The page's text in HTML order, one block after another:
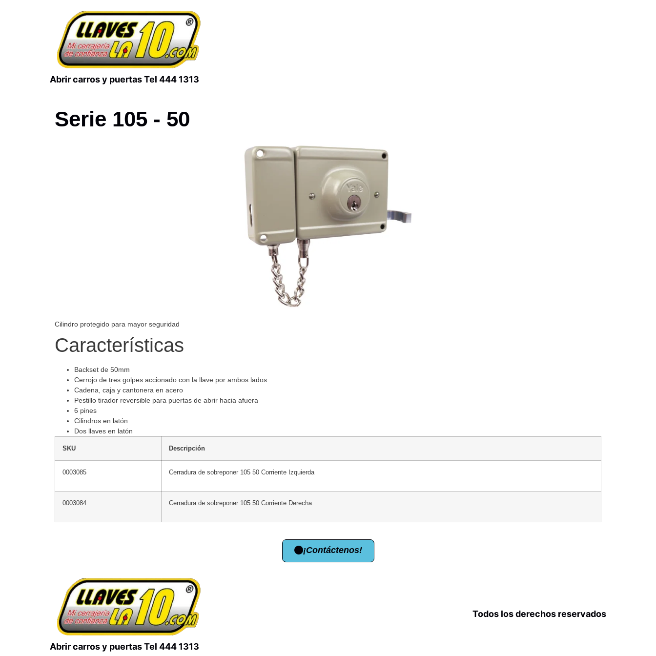
Abrir carros y puertas Tel 444 1313
Serie 105 - 50
Cilindro protegido para mayor seguridad
Características
Backset de 50mm
Cerrojo de tres golpes accionado con la llave por ambos lados
Cadena, caja y cantonera en acero
Pestillo tirador reversible para puertas de abrir hacia afuera
6 pines
Cilindros en latón
Dos llaves en latón
SKU Descripción
0003085 Cerradura de sobreponer 105 50 Corriente Izquierda
0003084 Cerradura de sobreponer 105 50 Corriente Derecha
¡Contáctenos!
Abrir carros y puertas Tel 444 1313
Todos los derechos reservados